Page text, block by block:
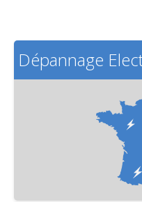
Dépannage